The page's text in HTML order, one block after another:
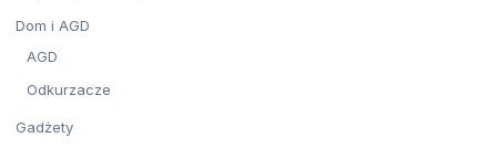
Dom i AGD
AGD
Odkurzacze
Gadżety